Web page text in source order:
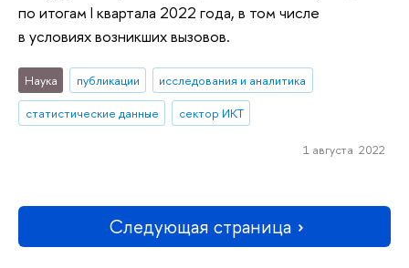
по итогам I квартала 2022 года, в том числе
в условиях возникших вызовов.
Наука публикации
исследования и аналитика
статистические данные
сектор ИКТ
1 августа 2022
Следующая страница